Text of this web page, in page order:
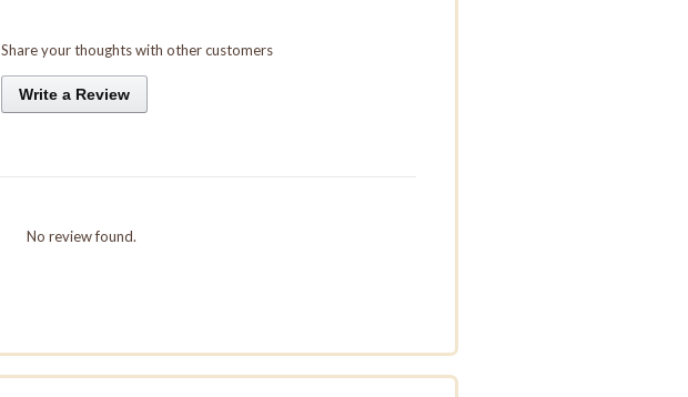
Share your thoughts with other customers
Write a Review
No review found.